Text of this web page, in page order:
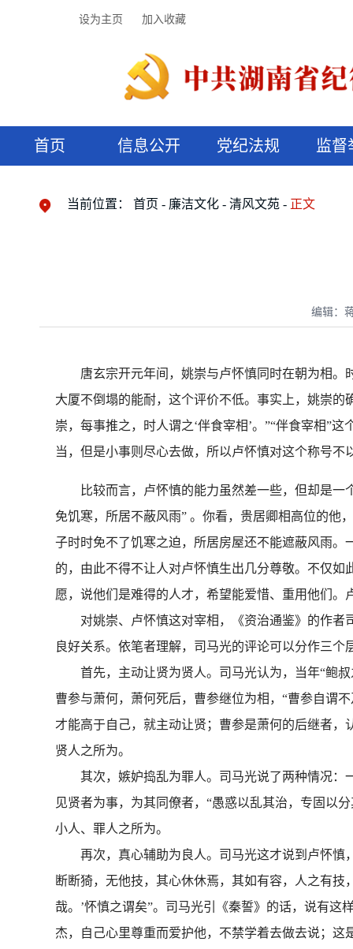
设为主页 加入收藏
首页 信息公开 党纪法规 监督
当前位置： 首页 廉洁文化 清风文苑 正文
编辑：
唐玄宗开元年间，姚崇与卢怀慎同时在朝为相。
大厦不倒塌的能耐，这个评价不低。事实上，姚崇
崇，每事推之，时人谓之‘伴食宰相’。”“伴食宰相”
当，但是小事则尽心去做，所以卢怀慎对这个称
比较而言，卢怀慎的能力虽然差一些，但却是一
免饥寒，所居不蔽风雨” 。你看，贵居卿相高位的他
子时时免不了饥寒之迫，所居房屋还不能遮蔽风雨
的，由此不得不让人对卢怀慎生出几分尊敬。不仅
愿，说他们是难得的人才，希望能爱惜、重用他们
对姚崇、卢怀慎这对宰相，《资治通鉴》的作者
良好关系。依笔者理解，司马光的评论可以分作
首先，主动让贤为贤人。司马光认为，当年“鲍叔
曹参与萧何，萧何死后，曹参继位为相，“曹参自谓
才能高于自己，就主动让贤；曹参是萧何的后继者
贤人之所为。
其次，嫉妒捣乱为罪人。司马光说了两种情况：
见贤者为事，为其同僚者，“愚惑以乱其治，专固以
小人、罪人之所为。
再次，真心辅助为良人。司马光这才说到卢怀慎，
断断猗，无他技，其心休休焉，其如有容，人之有
哉。’怀慎之谓矣”。司马光引《秦誓》的话，说有
杰，自己心里尊重而爱护他，不禁学着去做去说；